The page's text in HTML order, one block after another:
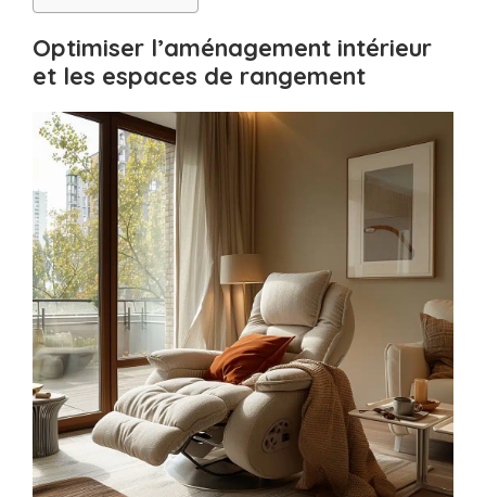
Optimiser l’aménagement intérieur
et les espaces de rangement